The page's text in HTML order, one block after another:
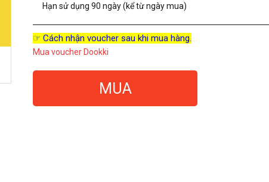
Hạn sử dụng 90 ngày (kể từ ngày mua)
☞ Cách nhận voucher sau khi mua hàng.
Mua voucher Dookki
MUA